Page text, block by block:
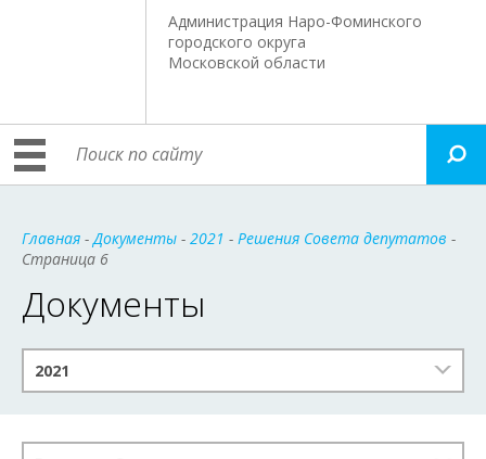
Администрация Наро-Фоминского
городского округа
Московской области
Главная -Документы - 2021 - Решения Совета депутатов -
Страница 6
Документы
2021